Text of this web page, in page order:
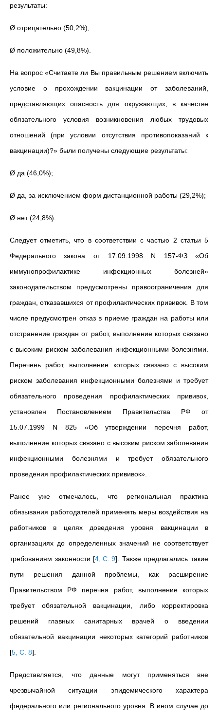
результаты:
Ø отрицательно (50,2%);
Ø положительно (49,8%).
На вопрос «Считаете ли Вы правильным решением включить
условие о прохождении вакцинации от заболеваний,
представляющих опасность для окружающих, в качестве
обязательного условия возникновения любых трудовых
отношений (при условии отсутствия противопоказаний к
вакцинации)?» были получены следующие результаты:
Ø да (46,0%);
Ø да, за исключением форм дистанционной работы (29,2%);
Ø нет (24,8%).
Следует отметить, что в соответствии с частью 2 статьи 5
Федерального закона от 17.09.1998 N 157-ФЗ «Об
иммунопрофилактике инфекционных болезней»
законодательством предусмотрены правоограничения для
граждан, отказавшихся от профилактических прививок. В том
числе предусмотрен отказ в приеме граждан на работы или
отстранение граждан от работ, выполнение которых связано
с высоким риском заболевания инфекционными болезнями.
Перечень работ, выполнение которых связано с высоким
риском заболевания инфекционными болезнями и требует
обязательного проведения профилактических прививок,
установлен Постановлением Правительства РФ от
15.07.1999 N 825 «Об утверждении перечня работ,
выполнение которых связано с высоким риском заболевания
инфекционными болезнями и требует обязательного
проведения профилактических прививок».
Ранее уже отмечалось, что региональная практика
обязывания работодателей применять меры воздействия на
работников в целях доведения уровня вакцинации в
организациях до определенных значений не соответствует
требованиям законности [4, С. 9] . Также предлагались такие
пути решения данной проблемы, как расширение
Правительством РФ перечня работ, выполнение которых
требует обязательной вакцинации, либо корректировка
решений главных санитарных врачей о введении
обязательной вакцинации некоторых категорий работников
[5, С. 8]
Представляется, что данные могут применяться вне
чрезвычайной ситуации эпидемического характера
федерального или регионального уровня. В ином случае до